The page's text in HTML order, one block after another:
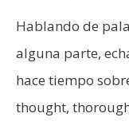
Hablando de
alguna parte,
hace tiempo
thought,